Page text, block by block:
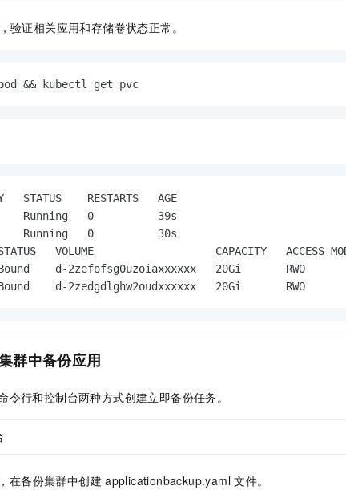
验证相关应用和存储卷状态正常。
&& kubectl get pvc
STATUS    RESTARTS   AGE
Running   0          39s
Running   0          30s
VOLUME                   CAPACITY   ACCESS
Bound    d-2zefofsg0uzoiaxxxxxx   20Gi
Bound    d-2zedgdlghw2oudxxxxxx   20Gi
群中备份应用
令行和控制台两种方式创建立即备份任务。
在备份集群中创建 applicationbackup.yaml 文件。